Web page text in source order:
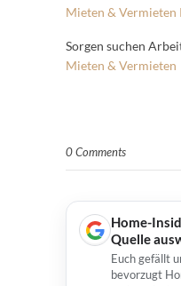
Mieten & Vermieten
Sorgen suchen
Mieten & Vermieten
0 Comments
Home-
Quelle
Euch gefällt
bevorzugt